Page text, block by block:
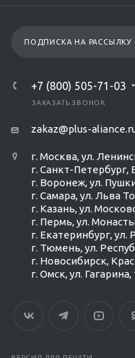
ПОДПИСКА НА РАССЫЛКУ
+7 (800) 505-71-03
ЗАКАЗАТЬ ЗВОНОК
zakaz@plus-
г. Москва, ул.
г. Санкт-Петербург,
г. Воронеж, ул.
г. Самара, ул. Льва
г. Казань, ул.
г. Пермь, ул.
г. Екатеринбург,
г. Тюмень, ул.
г. Новосибирск,
г. Омск, ул. ​Гагарина,